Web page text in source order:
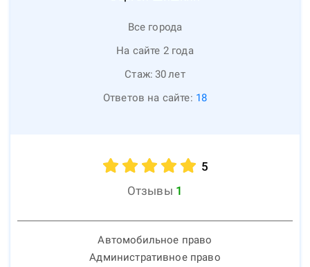
Все города
На сайте 2 года
Стаж: 30лет
Ответов на сайте: 18
5
Отзывы 1
Автомобильное право
Административное право